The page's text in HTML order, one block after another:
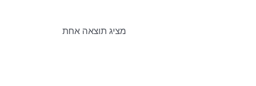
מציג תוצאה אחת